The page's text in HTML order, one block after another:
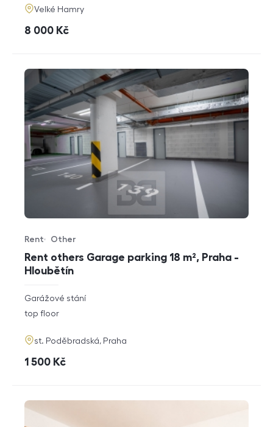
adresa
Velké Hamry
cena
8 000 Kč
Rent others Garage parking 18 m², Praha -
Hloubětín
Offer type
Rent
Property type
Other
rozměry
disposition
Garážové stání
funkce
top floor
adresa
st. Poděbradská, Praha
cena
1 500 Kč